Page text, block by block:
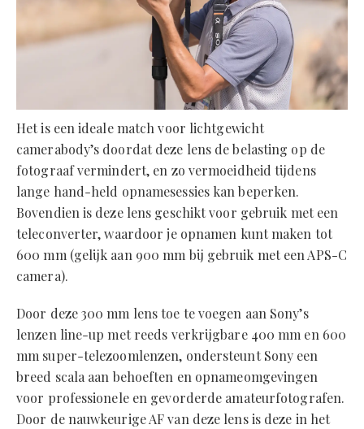
Het is een ideale match voor lichtgewicht
camerabody’s doordat deze lens de belasting op de
fotograaf vermindert, en zo vermoeidheid tijdens
lange hand-held opnamesessies kan beperken.
Bovendien is deze lens geschikt voor gebruik met een
teleconverter, waardoor je opnamen kunt maken tot
600 mm (gelijk aan 900 mm bij gebruik met een APS-C
camera).
Door deze 300 mm lens toe te voegen aan Sony’s
lenzen line-up met reeds verkrijgbare 400 mm en 600
mm super-telezoomlenzen, ondersteunt Sony een
breed scala aan behoeften en opnameomgevingen
voor professionele en gevorderde amateurfotografen.
Door de nauwkeurige AF van deze lens is deze in het